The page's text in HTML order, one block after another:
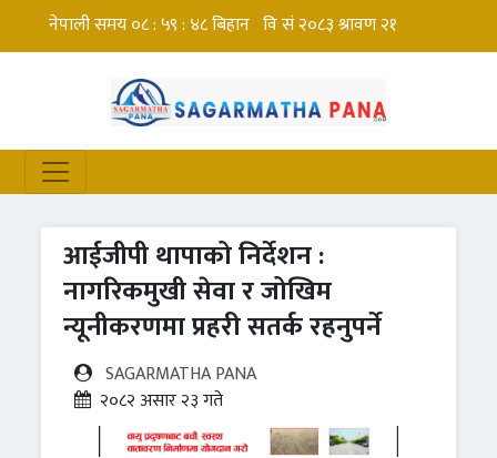
आईजीपी थापाको निर्देशन :
नागरिकमुखी सेवा र जोखिम
न्यूनीकरणमा प्रहरी सतर्क रहनुपर्ने
SAGARMATHA PANA
२०८२ असार २३ गते